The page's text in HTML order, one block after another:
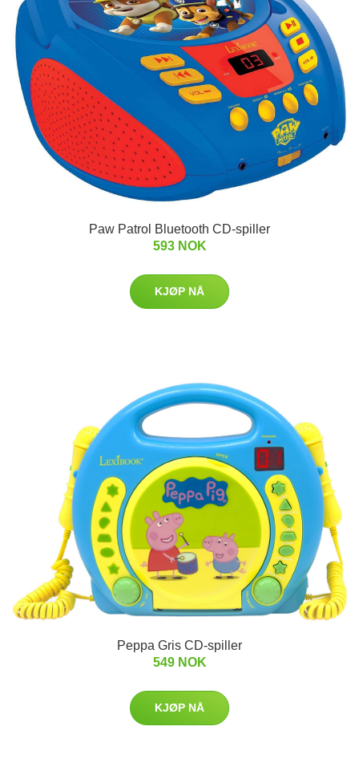
Paw Patrol Bluetooth CD-spiller
593 NOK
KJØP NÅ
Peppa Gris CD-spiller
549 NOK
KJØP NÅ